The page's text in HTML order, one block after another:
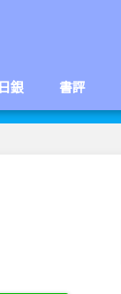
日銀 書評